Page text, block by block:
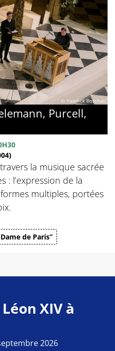
© Yannick Boschat
Purcell,
la musique sacrée
: l’expression de la
multiples, portées
de Paris”
XIV à
2026